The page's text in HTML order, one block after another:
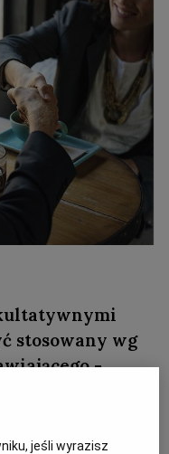
stosowany wg
-
wartości
(od kwoty
jeśli wyrazisz